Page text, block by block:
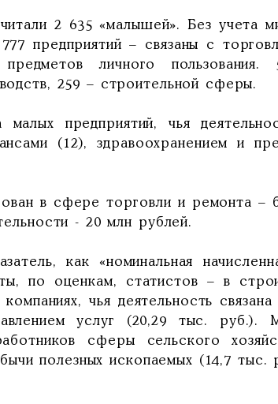
2 635 «малышей». Без учета
предприятий – связаны с
личного пользования.
259 – строительной сферы.
предприятий, чья
(12), здравоохранением и
в сфере торговли и ремонта –
- 20 млн рублей.
как «номинальная
по оценкам, статистов – в
чья деятельность
услуг (20,29 тыс. руб.).
сферы сельского
полезных ископаемых (14,7 тыс.